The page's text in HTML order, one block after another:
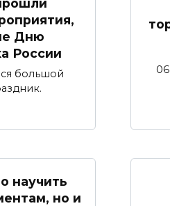
Дню
России
большой
научить
но и